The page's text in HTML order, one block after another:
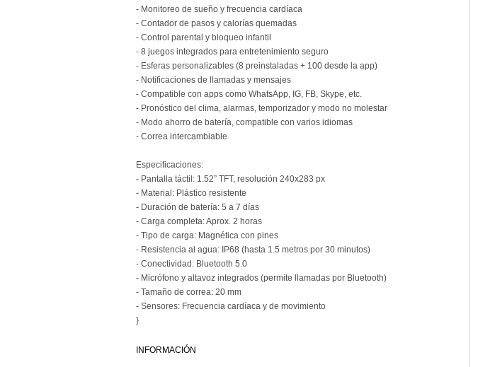
- Monitoreo de sueño y frecuencia cardíaca
- Contador de pasos y calorías quemadas
- Control parental y bloqueo infantil
- 8 juegos integrados para entretenimiento seguro
- Esferas personalizables (8 preinstaladas + 100 desde la app)
- Notificaciones de llamadas y mensajes
- Compatible con apps como WhatsApp, IG, FB, Skype, etc.
- Pronóstico del clima, alarmas, temporizador y modo no molestar
- Modo ahorro de batería, compatible con varios idiomas
- Correa intercambiable
Especificaciones:
- Pantalla táctil: 1.52” TFT, resolución 240x283 px
- Material: Plástico resistente
- Duración de batería: 5 a 7 días
- Carga completa: Aprox. 2 horas
- Tipo de carga: Magnética con pines
- Resistencia al agua: IP68 (hasta 1.5 metros por 30 minutos)
- Conectividad: Bluetooth 5.0
- Micrófono y altavoz integrados (permite llamadas por Bluetooth)
- Tamaño de correa: 20 mm
- Sensores: Frecuencia cardíaca y de movimiento
}
INFORMACIÓN